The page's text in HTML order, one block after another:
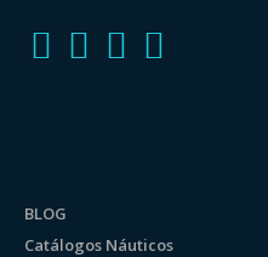
BLOG
Catálogos Náuticos